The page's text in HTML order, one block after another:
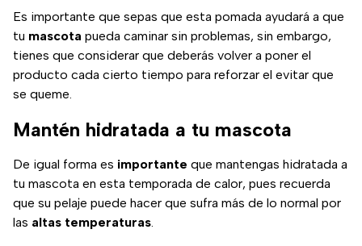
Es importante que sepas que esta pomada ayudará a que
tu mascota pueda caminar sin problemas, sin embargo,
tienes que considerar que deberás volver a poner el
producto cada cierto tiempo para reforzar el evitar que
se queme.
Mantén hidratada a tu mascota
De igual forma es importante que mantengas hidratada a
tu mascota en esta temporada de calor, pues recuerda
que su pelaje puede hacer que sufra más de lo normal por
las altas temperaturas.